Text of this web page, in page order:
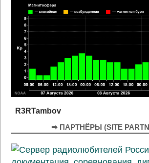
R3RTambov
➡ ПАРТНЁРЫ (SITE